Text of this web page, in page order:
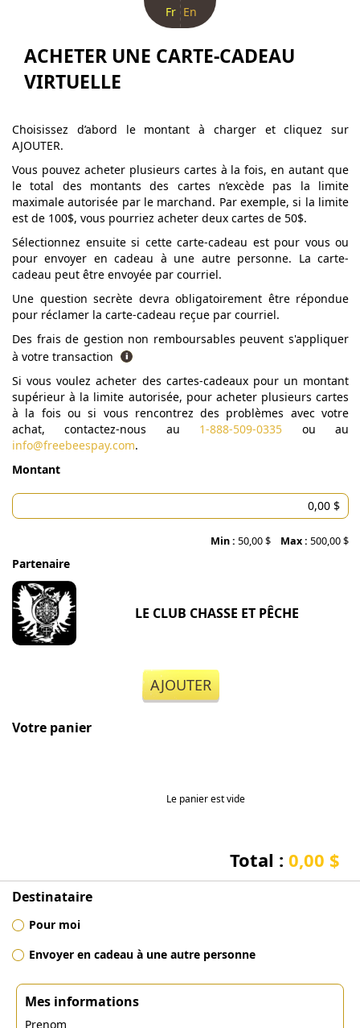
Fr En
ACHETER UNE CARTE-CADEAU
VIRTUELLE
Choisissez d’abord le montant à charger et cliquez sur
AJOUTER.
Vous pouvez acheter plusieurs cartes à la fois, en autant que
le total des montants des cartes n’excède pas la limite
maximale autorisée par le marchand. Par exemple, si la limite
est de 100$, vous pourriez acheter deux cartes de 50$.
Sélectionnez ensuite si cette carte-cadeau est pour vous ou
pour envoyer en cadeau à une autre personne. La carte-
cadeau peut être envoyée par courriel.
Une question secrète devra obligatoirement être répondue
pour réclamer la carte-cadeau reçue par courriel.
Des frais de gestion non remboursables peuvent s'appliquer
à votre transaction
Si vous voulez acheter des cartes-cadeaux pour un montant
supérieur à la limite autorisée, pour acheter plusieurs cartes
à la fois ou si vous rencontrez des problèmes avec votre
achat, contactez-nous au 1-888-509-0335 ou au
info@freebeespay.com.
Montant
Min : 50,00 $ Max : 500,00 $
Partenaire
LE CLUB CHASSE ET PÊCHE
AJOUTER
Votre panier
Le panier est vide
Total : 0,00 $
Destinataire
Pour moi
Envoyer en cadeau à une autre personne
Mes informations
Prenom